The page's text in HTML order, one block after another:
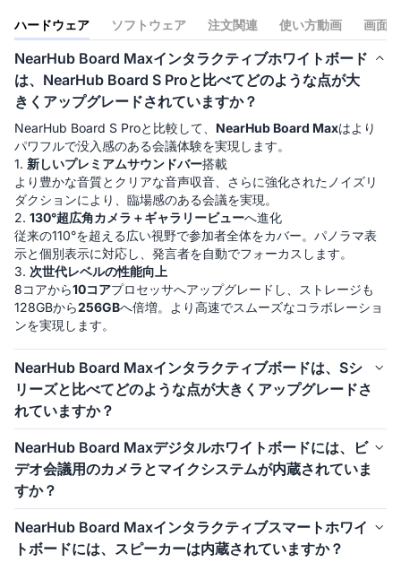
ハードウェア ソフトウェア 注文関連 使い方動画 画面
NearHub Board Maxインタラクティブホワイトボード
は、NearHub Board S Proと比べてどのような点が大
きくアップグレードされていますか？
NearHub Board S Proと比較して、 NearHub Board Maxはより
パワフルで没入感のある会議体験を実現します。
1. 新しいプレミアムサウンドバー搭載
より豊かな音質とクリアな音声収音、さらに強化されたノイズリ
ダクションにより、臨場感のある会議を実現。
2. 130°超広角カメラ＋ギャラリービューへ進化
従来の110°を超える広い視野で参加者全体をカバー。パノラマ表
示と個別表示に対応し、発言者を自動でフォーカスします。
3. 次世代レベルの性能向上
8コアから10コアプロセッサへアップグレードし、ストレージも
128GBから256GBへ倍増。より高速でスムーズなコラボレーショ
ンを実現します。
NearHub Board Maxインタラクティブボードは、Sシ
リーズと比べてどのような点が大きくアップグレードさ
れていますか？
, を搭載し、
ソフト
ウェア互換性と機能性を大幅に向上。Zoom Roomsおよび
Microsoft Teamsにもネイティブ対応しており、追加設定なしで
Microsoft Intune対応: Microsoft Intuneによるデバイス管理に対
応し、ITチームや厳格なセキュリティ要件を持つ企業でも安全に
NearHub Board Maxデジタルホワイトボードには、ビ
デオ会議用のカメラとマイクシステムが内蔵されていま
すか？
はい、NearHub Board Maxには、4K・130°の広角カメラが搭載
されており、AIによるギャラリービュー、オートフレーミング、
話者追尾などの機能に対応しています。
NearHub Board Maxインタラクティブスマートホワイ
トボードには、スピーカーは内蔵されていますか？